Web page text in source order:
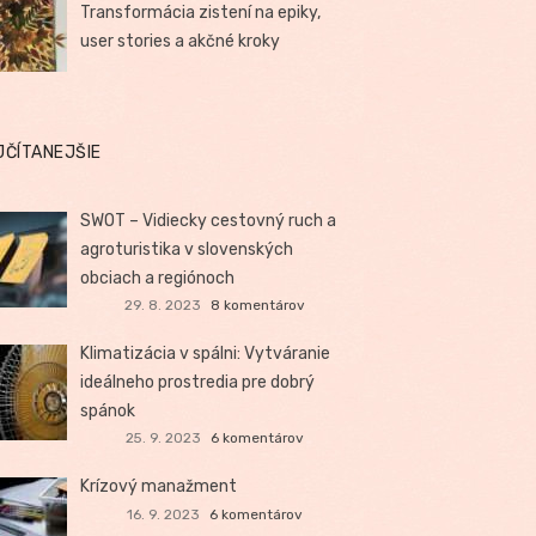
Transformácia zistení na epiky,
user stories a akčné kroky
SWOT – Vidiecky cestovný ruch a
agroturistika v slovenských
obciach a regiónoch
29. 8. 2023 8 komentárov
Klimatizácia v spálni: Vytváranie
ideálneho prostredia pre dobrý
spánok
25. 9. 2023 6 komentárov
Krízový manažment
16. 9. 2023 6 komentárov